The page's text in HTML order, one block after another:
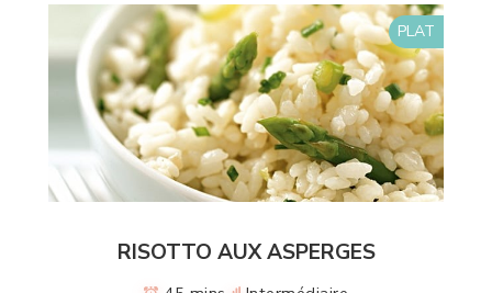
PLAT
RISOTTO AUX ASPERGES